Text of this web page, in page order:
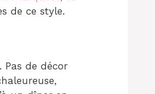
de ce style.
Pas de décor